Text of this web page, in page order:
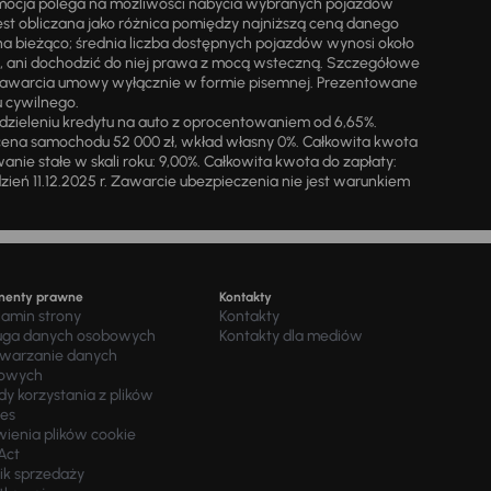
polega na możliwości nabycia wybranych pojazdów
obliczana jako różnica pomiędzy najniższą ceną danego
bieżąco; średnia liczba dostępnych pojazdów wynosi około
dochodzić do niej prawa z mocą wsteczną. Szczegółowe
umowy wyłącznie w formie pisemnej. Prezentowane
cywilnego.
kredytu na auto z oprocentowaniem od 6,65%.
samochodu 52 000 zł, wkład własny 0%. Całkowita kwota
stałe w skali roku: 9,00%. Całkowita kwota do zapłaty:
11.12.2025 r. Zawarcie ubezpieczenia nie jest warunkiem
prawne
strony
danych osobowych
danych
korzystania z plików
plików cookie
sprzedaży
Kontakty
Kontakty
Kontakty dla mediów